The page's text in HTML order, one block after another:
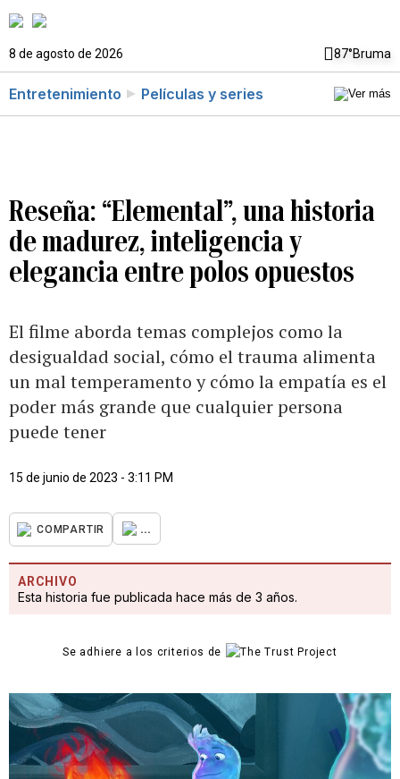
8 de agosto de 2026 87°Bruma
Entretenimiento Películas y series
Reseña: “Elemental”, una historia
de madurez, inteligencia y
elegancia entre polos opuestos
El filme aborda temas complejos como la
desigualdad social, cómo el trauma alimenta
un mal temperamento y cómo la empatía es el
poder más grande que cualquier persona
puede tener
15 de junio de 2023 - 3:11 PM
COMPARTIR ...
ARCHIVO
Esta historia fue publicada hace más de 3 años.
Se adhiere a los criterios de